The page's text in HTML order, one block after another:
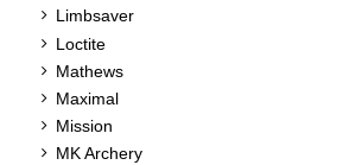
Limbsaver
Loctite
Mathews
Maximal
Mission
MK Archery